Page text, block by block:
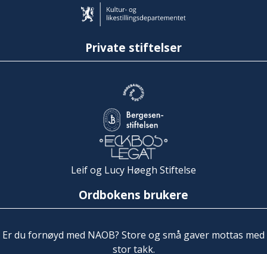
Private stiftelser
Leif og Lucy Høegh Stiftelse
Ordbokens brukere
Er du fornøyd med NAOB? Store og små gaver mottas med
stor takk.